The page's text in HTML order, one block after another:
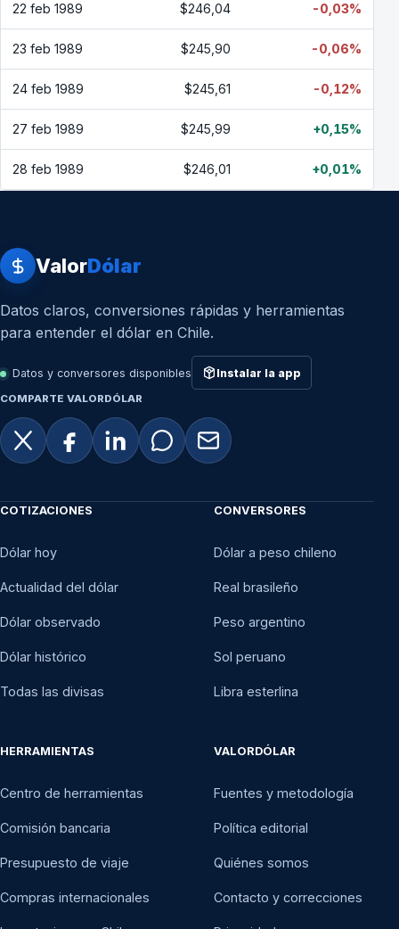
22 feb 1989 $246,04 -0,03%
23 feb 1989 $245,90 -0,06%
24 feb 1989 $245,61 -0,12%
27 feb 1989 $245,99 +0,15%
28 feb 1989 $246,01 +0,01%
ValorDólar
Datos claros, conversiones rápidas y herramientas
para entender el dólar en Chile.
Datos y conversores disponibles Instalar la app
COMPARTE VALORDÓLAR
COTIZACIONES
Dólar hoy
Actualidad del dólar
Dólar observado
Dólar histórico
Todas las divisas
CONVERSORES
Dólar a peso chileno
Real brasileño
Peso argentino
Sol peruano
Libra esterlina
HERRAMIENTAS
Centro de herramientas
Comisión bancaria
Presupuesto de viaje
Compras internacionales
VALORDÓLAR
Fuentes y metodología
Política editorial
Quiénes somos
Contacto y correcciones